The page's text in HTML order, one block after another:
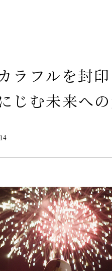
ポート
株
株
ラフルを封
じむ未来へ